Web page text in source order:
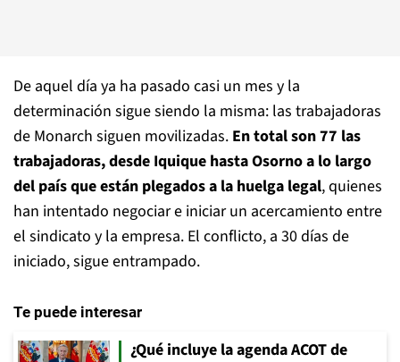
De aquel día ya ha pasado casi un mes y la
determinación sigue siendo la misma: las trabajadoras
de Monarch siguen movilizadas. En total son 77 las
trabajadoras, desde Iquique hasta Osorno a lo largo
del país que están plegados a la huelga legal, quienes
han intentado negociar e iniciar un acercamiento entre
el sindicato y la empresa. El conflicto, a 30 días de
iniciado, sigue entrampado.
Te puede interesar
¿Qué incluye la agenda ACOT de